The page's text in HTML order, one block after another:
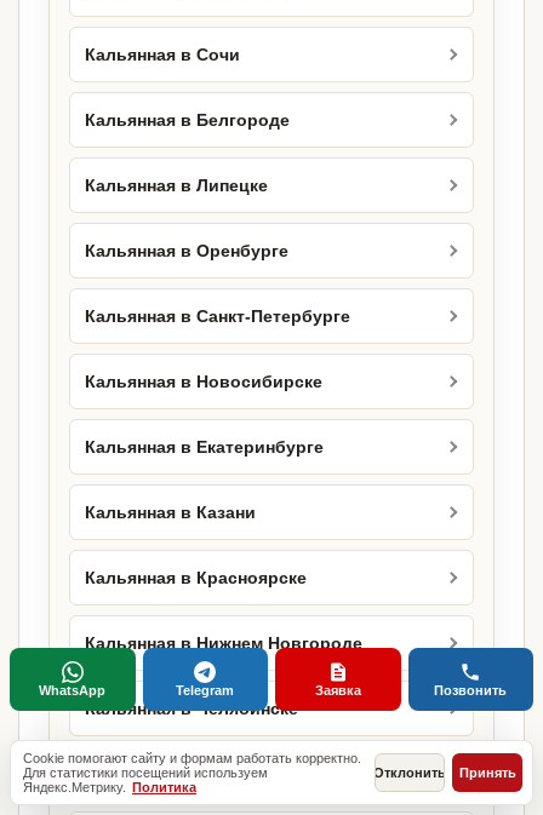
Кальянная в Сочи
Кальянная в Белгороде
Кальянная в Липецке
Кальянная в Оренбурге
Кальянная в Санкт-Петербурге
Кальянная в Новосибирске
Кальянная в Екатеринбурге
Кальянная в Казани
Кальянная в Красноярске
Кальянная в Нижнем Новгороде
Кальянная в Челябинске
Кальянная в Уфе
Cookie помогают сайту и формам работать корректно.
Для статистики посещений используем
Яндекс.Метрику. Политика
Отклонить Принять
WhatsApp Telegram Заявка Позвонить